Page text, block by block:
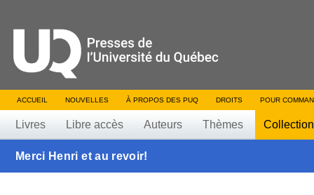
ACCUEIL NOUVELLES À PROPOS DES PUQ DROITS POUR
Livres Libre accès Auteurs Thèmes
Merci Henri et au revoir!